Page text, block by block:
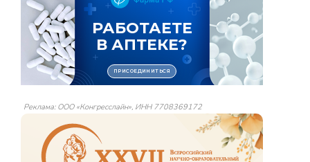
Реклама: ООО «Конгресслайн», ИНН 7708369172